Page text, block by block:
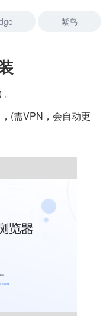
紫鸟
，(需VPN，会自动更